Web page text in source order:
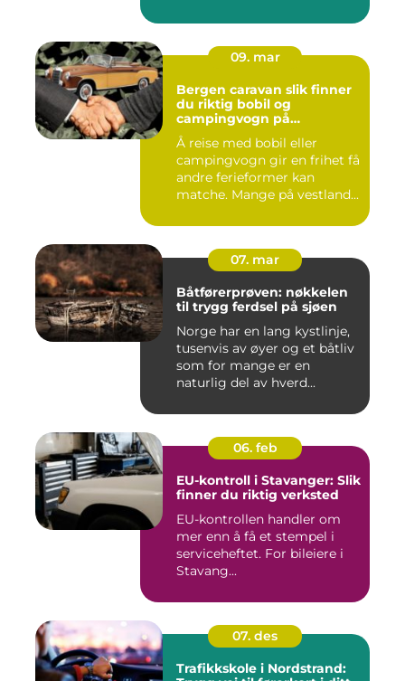
09. mar
Bergen caravan slik finner
du riktig bobil og
campingvogn på
vestlandet
Å reise med bobil eller
campingvogn gir en frihet få
andre ferieformer kan
matche. Mange på vestland...
07. mar
Båtførerprøven: nøkkelen
til trygg ferdsel på sjøen
Norge har en lang kystlinje,
tusenvis av øyer og et båtliv
som for mange er en
naturlig del av hverd...
06. feb
EU-kontroll i Stavanger: Slik
finner du riktig verksted
EU-kontrollen handler om
mer enn å få et stempel i
serviceheftet. For bileiere i
Stavang...
07. des
Trafikkskole i Nordstrand: